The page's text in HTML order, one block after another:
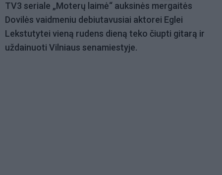
TV3 seriale „Moterų laimė“ auksinės mergaitės
Dovilės vaidmeniu debiutavusiai aktorei Eglei
Lekstutytei vieną rudens dieną teko čiupti gitarą ir
uždainuoti Vilniaus senamiestyje.